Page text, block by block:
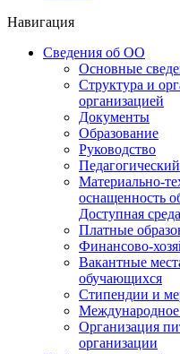
Навигация
Сведения об ОО
Основные
Структура и
организацией
Документы
Образование
Руководство
Педагогический
Материально-
оснащенность
Доступная среда
Платные
Финансово-
Вакантные
обучающихся
Стипендии и
Международное
Организация
организации